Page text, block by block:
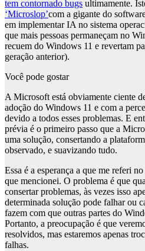
tem contornado bugs ultimamente.
‘Microslop’com a gigante do
em implementar IA no sistema
que mais pessoas permaneçam no
recuem do Windows 11 e revertam
geração anterior).
Você pode gostar
A Microsoft está obviamente ciente
adoção do Windows 11 e com a
devido a todos esses problemas. E
prévia é o primeiro passo que a
uma solução, consertando a
observado, e suavizando tudo.
Essa é a esperança a que me referi
que mencionei. O problema é que
consertar problemas, às vezes isso
determinada solução pode falhar ou
fazem com que outras partes do
Portanto, a preocupação é que
resolvidos, mas estaremos apenas
falhas.